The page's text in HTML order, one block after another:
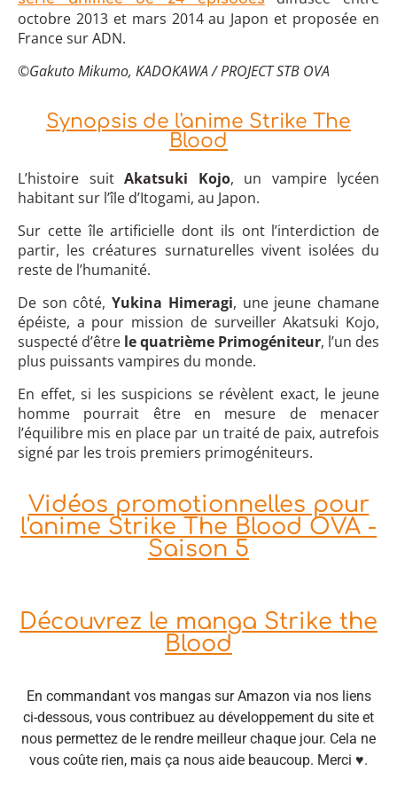
octobre 2013 et mars 2014 au Japon et proposée en
France sur ADN.
©Gakuto Mikumo, KADOKAWA / PROJECT STB OVA
Synopsis de l'anime Strike The
Blood
L’histoire suit Akatsuki Kojo, un vampire lycéen
habitant sur l’île d’Itogami, au Japon.
Sur cette île artificielle dont ils ont l’interdiction de
partir, les créatures surnaturelles vivent isolées du
reste de l’humanité.
De son côté,Yukina Himeragi, une jeune chamane
épéiste, a pour mission de surveiller Akatsuki Kojo,
suspecté d’être le quatrième Primogéniteur, l’un des
plus puissants vampires du monde.
En effet, si les suspicions se révèlent exact, le jeune
homme pourrait être en mesure de menacer
l’équilibre mis en place par un traité de paix, autrefois
signé par les trois premiers primogéniteurs.
Vidéos promotionnelles pour
l'anime Strike The Blood OVA -
Saison 5
Découvrez le manga Strike the
Blood
En commandant vos mangas sur Amazon via nos liens
ci-dessous, vous contribuez au développement du site et
nous permettez de le rendre meilleur chaque jour. Cela ne
vous coûte rien, mais ça nous aide beaucoup. Merci ♥.